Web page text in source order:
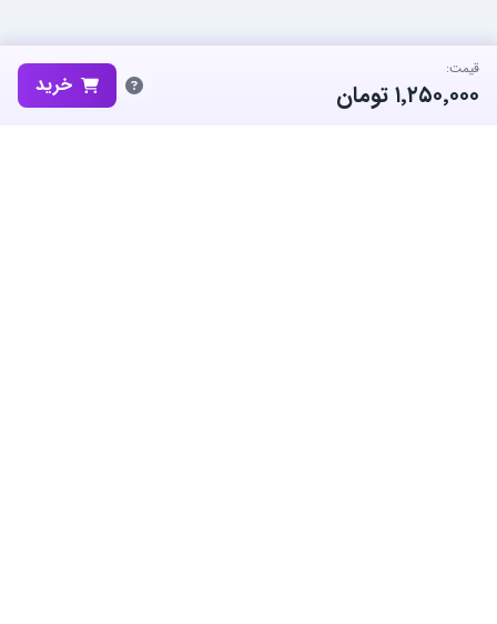
قیمت:
۱٬۲۵۰٬۰۰۰تومان خرید